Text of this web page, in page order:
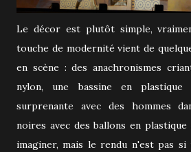
Le décor est plutôt simple,
touche de modernité vient de
en scène : des anachronismes
nylon, une bassine en
surprenante avec des hommes
noires avec des ballons en
imaginer, mais le rendu n'est pas